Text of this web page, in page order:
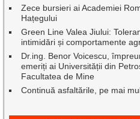
Zece bursieri ai Academiei
Hațegului
Green Line Valea Jiului:
intimidări și comportamente
Dr.ing. Benor Voicescu,
emeriți ai Universității din
Facultatea de Mine
Continuă asfaltările, pe mai